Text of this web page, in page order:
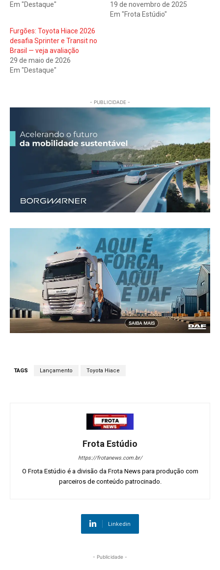
Em "Destaque"
19 de novembro de 2025
Em "Frota Estúdio"
Furgões: Toyota Hiace 2026
desafia Sprinter e Transit no
Brasil — veja avaliação
29 de maio de 2026
Em "Destaque"
- PUBLICIDADE -
TAGS Lançamento Toyota Hiace
Frota Estúdio
https://frotanews.com.br/
O Frota Estúdio é a divisão da Frota News para produção com
parceiros de conteúdo patrocinado.
Linkedin
- Publicidade -